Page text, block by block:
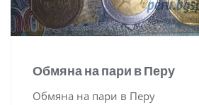
Обмяна на пари в Перу
Обмяна на пари в Перу